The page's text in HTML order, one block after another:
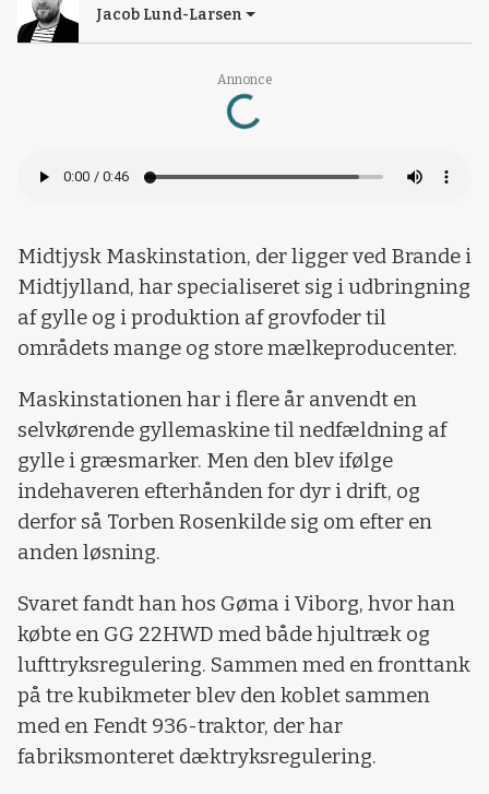
Annonce
Loading...
Jacob Lund-Larsen
Midtjysk Maskinstation, der ligger ved Brande i
Midtjylland, har specialiseret sig i udbringning
af gylle og i produktion af grovfoder til
områdets mange og store mælkeproducenter.
Maskinstationen har i flere år anvendt en
selvkørende gyllemaskine til nedfældning af
gylle i græsmarker. Men den blev ifølge
indehaveren efterhånden for dyr i drift, og
derfor så Torben Rosenkilde sig om efter en
anden løsning.
Svaret fandt han hos Gøma i Viborg, hvor han
købte en GG 22HWD med både hjultræk og
lufttryksregulering. Sammen med en fronttank
på tre kubikmeter blev den koblet sammen
med en Fendt 936-traktor, der har
fabriksmonteret dæktryksregulering.